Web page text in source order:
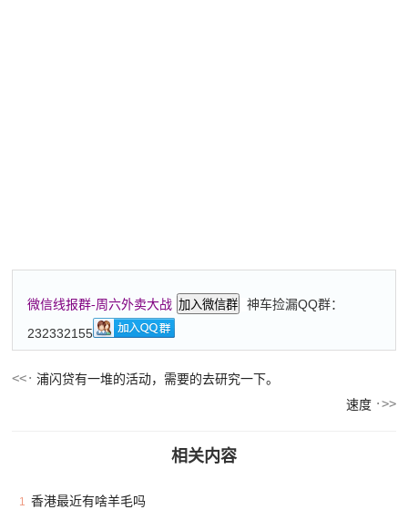
微信线报群-周六外卖大战 加入微信群
神车捡漏QQ群：
232332155
浦闪贷有一堆的活动，需要的去研究一下。
速度
相关内容
1 香港最近有啥羊毛吗